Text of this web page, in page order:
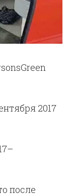
2017
после